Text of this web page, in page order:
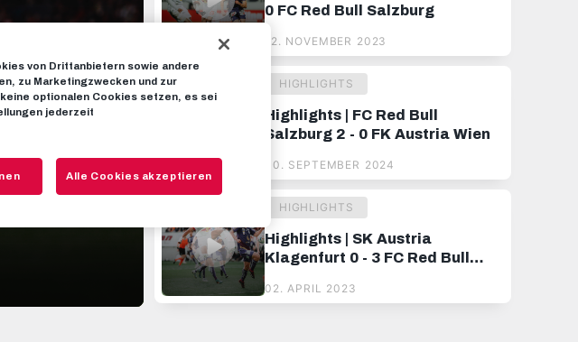
0 FC Red Bull Salzburg
12. NOVEMBER 2023
HIGHLIGHTS
Highlights | FC Red Bull
Salzburg 2 - 0 FK Austria Wien
30. SEPTEMBER 2024
HIGHLIGHTS
Highlights | SK Austria
Klagenfurt 0 - 3 FC Red Bull
Salzburg
02. APRIL 2023
von Drittanbietern sowie andere
zu Marketingzwecken und zur
optionalen Cookies setzen, es sei
jederzeit
Alle Cookies akzeptieren